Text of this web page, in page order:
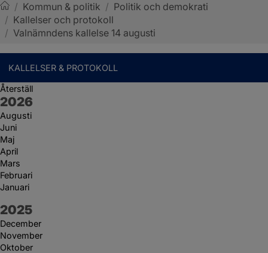
Sotenäs kommun
/ Kommun & politik / Politik och demokrati
/ Kallelser och protokoll
/ Valnämndens kallelse 14 augusti
KALLELSER & PROTOKOLL
Återställ
År:
2026
Augusti
Juni
Maj
April
Mars
Februari
Januari
År:
2025
December
November
Oktober